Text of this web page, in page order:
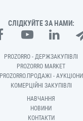
СЛІДКУЙТЕ ЗА НАМИ:
PROZORRO - ДЕРЖЗАКУПІВЛІ
PROZORRO MARKET
PROZORRO.ПРОДАЖІ - АУКЦІОНИ
КОМЕРЦІЙНІ ЗАКУПІВЛІ
НАВЧАННЯ
НОВИНИ
КОНТАКТИ